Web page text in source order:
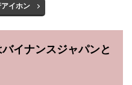
イホン
イナンスジャパンと